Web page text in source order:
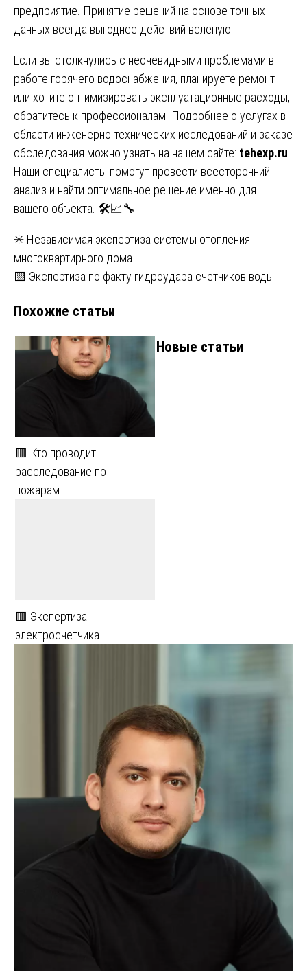
предприятие. Принятие решений на основе точных
данных всегда выгоднее действий вслепую.
Если вы столкнулись с неочевидными проблемами в
работе горячего водоснабжения, планируете ремонт
или хотите оптимизировать эксплуатационные расходы,
обратитесь к профессионалам. Подробнее о услугах в
области инженерно-технических исследований и заказе
обследования можно узнать на нашем сайте: tehexp.ru
Наши специалисты помогут провести всесторонний
анализ и найти оптимальное решение именно для
вашего объекта. 🛠️📈🔧
Навигация
по
✳️ Независимая экспертиза системы отопления
многоквартирного дома
🟨 Экспертиза по факту гидроудара счетчиков воды
Похожие статьи
🟥 Кто проводит
расследование по
пожарам
🟥 Экспертиза
электросчетчика
Новые статьи